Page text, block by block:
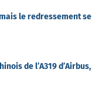
le redressement se
de l’A319 d’Airbus,